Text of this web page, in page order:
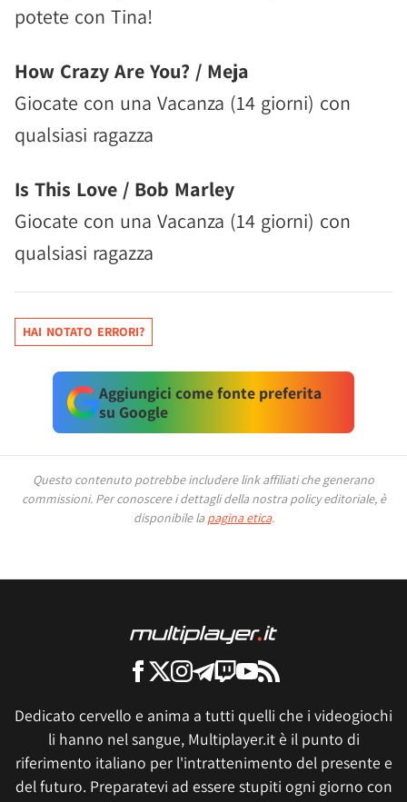
potete con Tina!
How Crazy Are You? / Meja
Giocate con una Vacanza (14 giorni) con
qualsiasi ragazza
Is This Love / Bob Marley
Giocate con una Vacanza (14 giorni) con
qualsiasi ragazza
HAI NOTATO ERRORI?
Aggiungici come fonte preferita
su Google
Questo contenuto potrebbe includere link affiliati che generano
commissioni. Per conoscere i dettagli della nostra policy editoriale, è
disponibile la pagina etica.
Dedicato cervello e anima a tutti quelli che i videogiochi
li hanno nel sangue, Multiplayer.it è il punto di
riferimento italiano per l'intrattenimento del presente e
del futuro. Preparatevi ad essere stupiti ogni giorno con